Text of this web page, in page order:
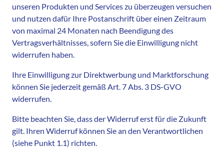
unseren Produkten und Services zu überzeugen versuchen
und nutzen dafür Ihre Postanschrift über einen Zeitraum
von maximal 24 Monaten nach Beendigung des
Vertragsverhältnisses, sofern Sie die Einwilligung nicht
widerrufen haben.
Ihre Einwilligung zur Direktwerbung und Marktforschung
können Sie jederzeit gemäß Art. 7 Abs. 3 DS-GVO
widerrufen.
Bitte beachten Sie, dass der Widerruf erst für die Zukunft
gilt. Ihren Widerruf können Sie an den Verantwortlichen
(siehe Punkt 1.1) richten.